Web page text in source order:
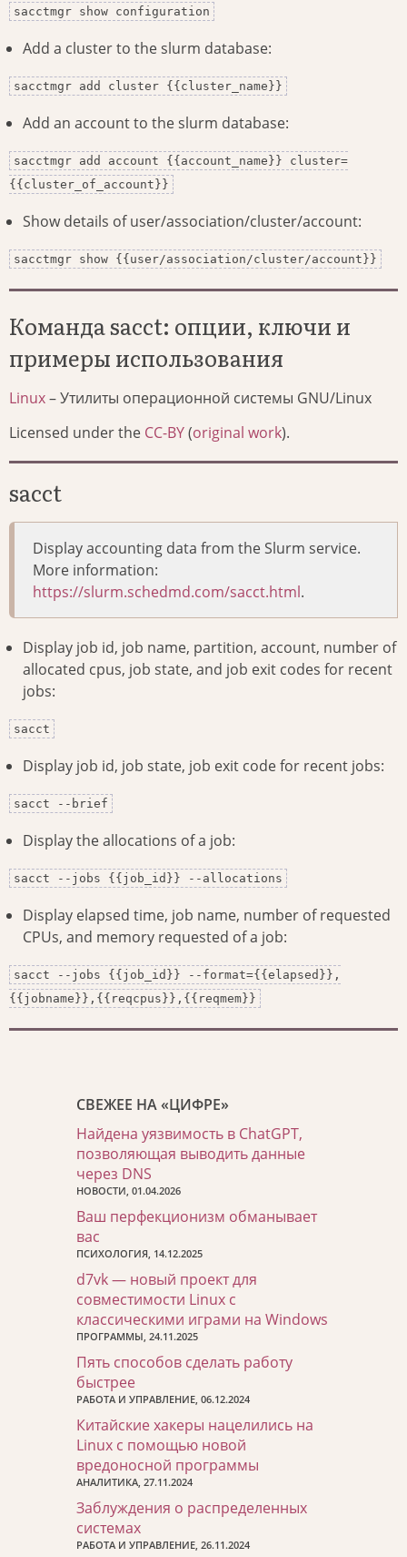
sacctmgr show configuration
Add a cluster to the slurm database:
sacctmgr add cluster {{cluster_name}}
Add an account to the slurm database:
sacctmgr add account {{account_name}} cluster=
{{cluster_of_account}}
Show details of user/association/cluster/account:
sacctmgr show {{user/association/cluster/account}}
Команда sacct: опции, ключи и
примеры использования
Linux– Утилиты операционной системы GNU/Linux
Licensed under the CC-BY(original work).
sacct
Display accounting data from the Slurm service.
More information:
https://slurm.schedmd.com/sacct.html.
Display job id, job name, partition, account, number of
allocated cpus, job state, and job exit codes for recent
jobs:
sacct
Display job id, job state, job exit code for recent jobs:
sacct --brief
Display the allocations of a job:
sacct --jobs {{job_id}} --allocations
Display elapsed time, job name, number of requested
CPUs, and memory requested of a job:
sacct --jobs {{job_id}} --format={{elapsed}},
{{jobname}},{{reqcpus}},{{reqmem}}
СВЕЖЕЕ НА «ЦИФРЕ»
Найдена уязвимость в ChatGPT,
позволяющая выводить данные
через DNS
НОВОСТИ, 01.04.2026
Ваш перфекционизм обманывает
вас
ПСИХОЛОГИЯ, 14.12.2025
d7vk — новый проект для
совместимости Linux с
классическими играми на Windows
ПРОГРАММЫ, 24.11.2025
Пять способов сделать работу
быстрее
РАБОТА И УПРАВЛЕНИЕ, 06.12.2024
Китайские хакеры нацелились на
Linux с помощью новой
вредоносной программы
АНАЛИТИКА, 27.11.2024
Заблуждения о распределенных
системах
РАБОТА И УПРАВЛЕНИЕ, 26.11.2024